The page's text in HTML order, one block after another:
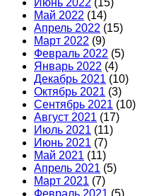
Июнь 2022 (15)
Май 2022 (14)
Апрель 2022 (15)
Март 2022 (9)
Февраль 2022 (5)
Январь 2022 (4)
Декабрь 2021 (10)
Октябрь 2021 (3)
Сентябрь 2021 (10)
Август 2021 (17)
Июль 2021 (11)
Июнь 2021 (7)
Май 2021 (11)
Апрель 2021 (5)
Март 2021 (7)